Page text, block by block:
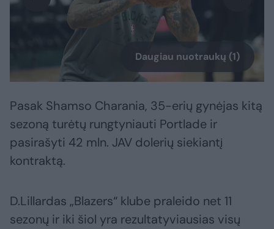
Daugiau nuotraukų (1)
Pasak Shamso Charania, 35-erių gynėjas kitą
sezoną turėtų rungtyniauti Portlade ir
pasirašyti 42 mln. JAV dolerių siekiantį
kontraktą.
D.Lillardas „Blazers“ klube praleido net 11
sezonų ir iki šiol yra rezultatyviausias visų